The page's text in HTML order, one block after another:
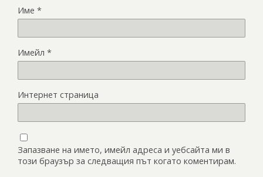
Име *
Имейл *
Интернет страница
Запазване на името, имейл адреса и уебсайта ми в
този браузър за следващия път когато коментирам.